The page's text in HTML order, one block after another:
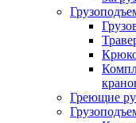
Греющие